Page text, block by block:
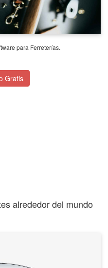
para Ferreterías.
Gratis
alrededor del mundo